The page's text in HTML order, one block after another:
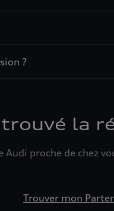
?
trouvé la
proche de chez
Trouver mon